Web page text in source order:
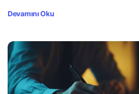
Devamını Oku